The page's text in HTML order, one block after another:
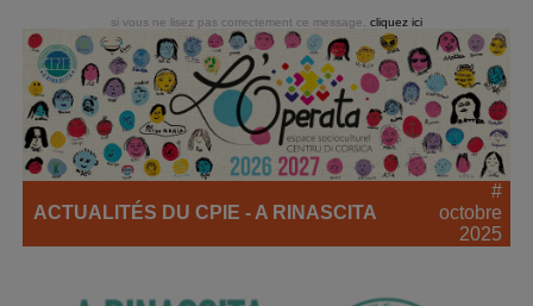
si vous ne lisez pas correctement ce message, cliquez ici
ACTUALITÉS DU CPIE - A RINASCITA
#
octobre
2025